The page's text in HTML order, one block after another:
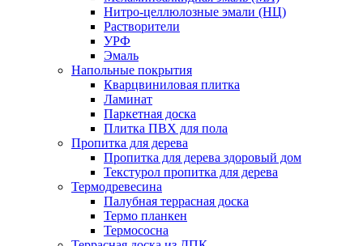
Нитро-целлюлозные эмали (НЦ)
Растворители
УРФ
Эмаль
Напольные покрытия
Кварцвиниловая плитка
Ламинат
Паркетная доска
Плитка ПВХ для пола
Пропитка для дерева
Пропитка для дерева здоровый дом
Текстурол пропитка для дерева
Термодревесина
Палубная террасная доска
Термо планкен
Термососна